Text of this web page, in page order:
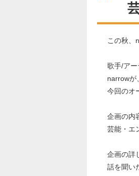
この秋、
歌手/アー
narrowが
今回のオ
企画の内
芸能・エ
企画の詳
話を聞い